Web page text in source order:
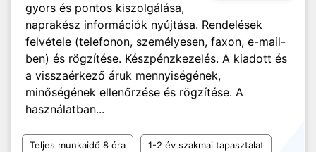
gyors és pontos kiszolgálása,
naprakész információk nyújtása. Rendelések
felvétele (telefonon, személyesen, faxon, e-mail-
ben) és rögzítése. Készpénzkezelés. A kiadott és
a visszaérkező áruk mennyiségének,
minőségének ellenőrzése és rögzítése. A
használatban...
Teljes munkaidő 8 óra 1-2 év szakmai tapasztalat